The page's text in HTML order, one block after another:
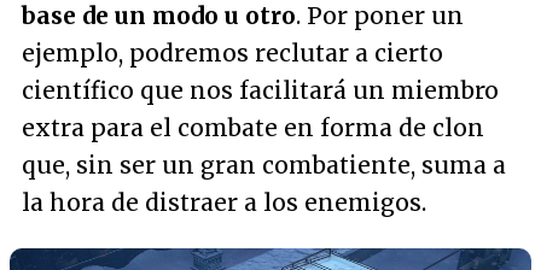
base de un modo u otro. Por poner un
ejemplo, podremos reclutar a cierto
científico que nos facilitará un miembro
extra para el combate en forma de clon
que, sin ser un gran combatiente, suma a
la hora de distraer a los enemigos.